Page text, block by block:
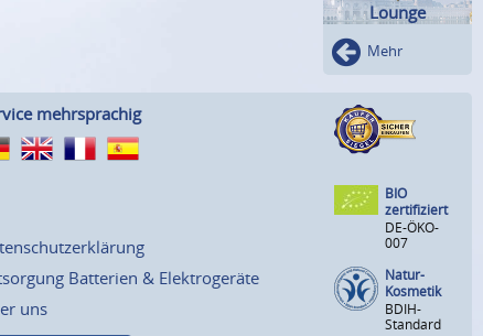
Lounge
Mehr
mehrsprachig
Batterien & Elektrogeräte
uns
BIO
zertifiziert
DE-ÖKO-
007
Natur-
Kosmetik
BDIH-
Standard